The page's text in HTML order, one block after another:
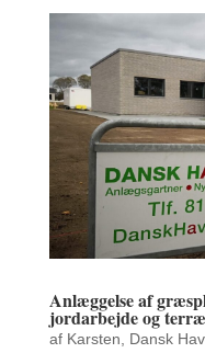
Anlæggelse af
jordarbejde og
af Karsten, Dansk